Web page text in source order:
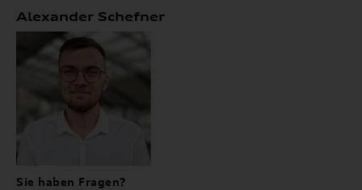
Alexander Schefner
Sie haben Fragen?